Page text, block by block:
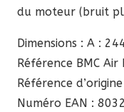
du moteur (bruit
Dimensions : A :
Référence BMC
Référence
Numéro EAN :